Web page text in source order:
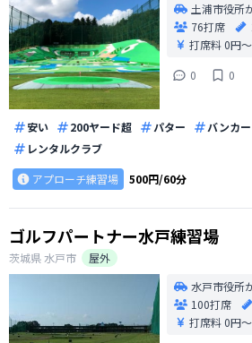
土浦市役所
76打席
打席料0円〜
0
0
安い 200ヤード超 パター バンカー
レンタルクラブ
アプローチ練習場
500円/60分
ゴルフパートナー水戸練習場
茨城県水戸市
屋外
水戸市役所
100打席
打席料0円〜